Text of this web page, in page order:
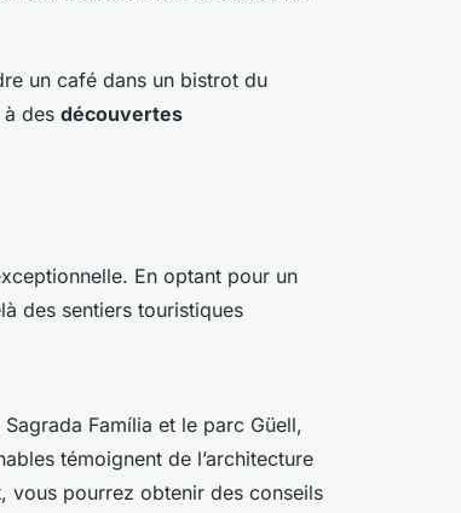
un café dans un bistrot du
à des découvertes
En optant pour un
des sentiers touristiques
Família et le parc Güell,
témoignent de l’architecture
vous pourrez obtenir des conseils